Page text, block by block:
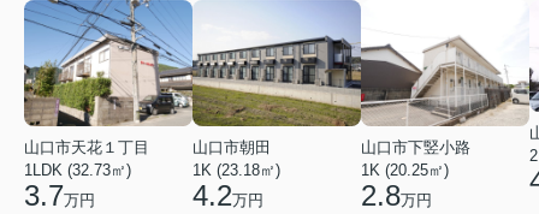
山口市天花１丁目
1LDK (32.73㎡)
3.7万円
山口市朝田
1K (23.18㎡)
4.2万円
山口市下竪小路
1K (20.25㎡)
2.8万円